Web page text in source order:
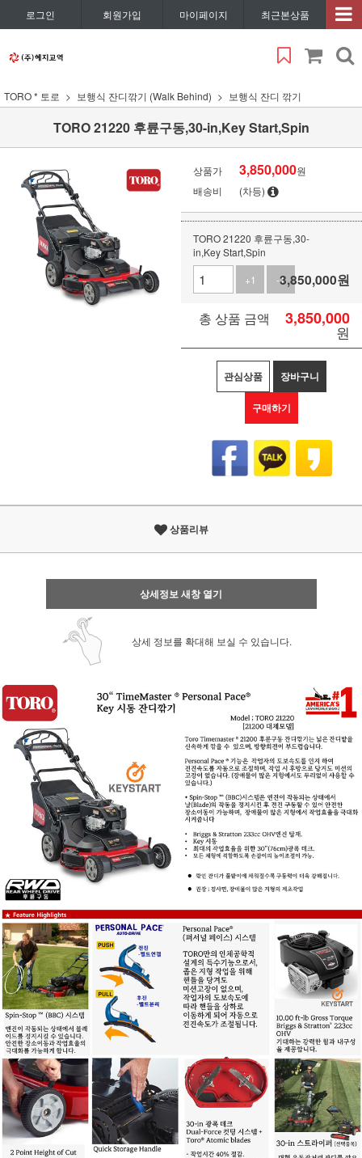
로그인 회원가입 마이페이지 최근본상품
TORO * 토로 보행식 잔디깎기 (Walk Behind) 보행식 잔디 깎기
TORO 21220 후륜구동,30-in,Key Start,Spin
상품가 3,850,000원
배송비
(차등)
TORO 21220 후륜구동,30-
in,Key Start,Spin
+1
-13,850,000원
총 상품 금액 3,850,000
원
관심상품 장바구니
구매하기
상품리뷰
상세정보 새창 열기
상세 정보를 확대해 보실 수 있습니다.